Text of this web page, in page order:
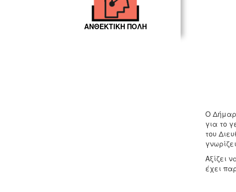
ΑΝΘΕΚΤΙΚΗ ΠΟΛΗ
Ο
για το
του
Αξίζει
έχει